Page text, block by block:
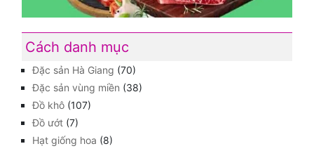
Cách danh mục
Đặc sản Hà Giang (70)
Đặc sản vùng miền (38)
Đồ khô (107)
Đồ ướt (7)
Hạt giống hoa (8)